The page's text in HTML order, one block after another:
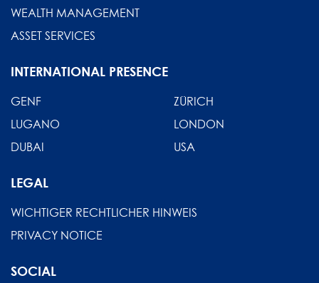
WEALTH MANAGEMENT
ASSET SERVICES
INTERNATIONAL PRESENCE
GENF
ZÜRICH
LUGANO
LONDON
DUBAI
USA
LEGAL
WICHTIGER RECHTLICHER HINWEIS
PRIVACY NOTICE
SOCIAL